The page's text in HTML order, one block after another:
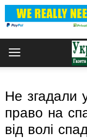
Не згадали
право на
від волі